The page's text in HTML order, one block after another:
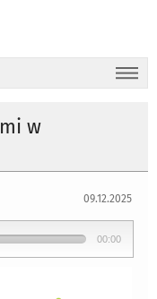
w
09.12.2025
00:00